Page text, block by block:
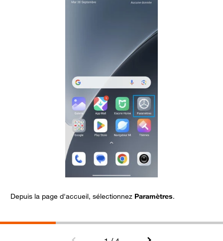
Depuis la page d'accueil, sélectionnez Paramètres.